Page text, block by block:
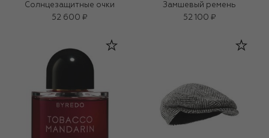
Солнцезащитные очки
52 600 ₽
Замшевый ремень
52 100 ₽